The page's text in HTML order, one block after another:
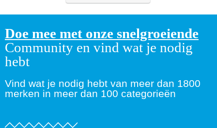
Doe mee met onze snelgroeiende
Community en vind wat je nodig
hebt
Vind wat je nodig hebt van meer dan 1800
merken in meer dan 100 categorieën